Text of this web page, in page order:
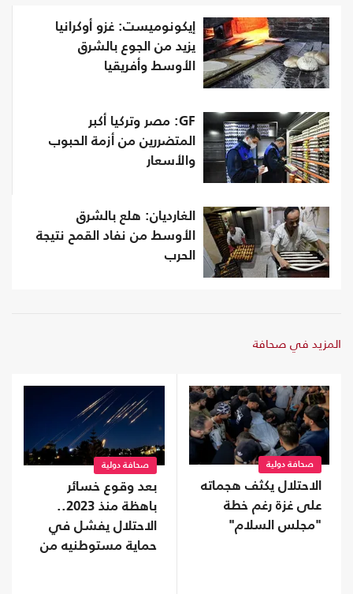
إيكونوميست: غزو أوكرانيا
يزيد من الجوع بالشرق
الأوسط وأفريقيا
GF: مصر وتركيا أكبر
المتضررين من أزمة الحبوب
والأسعار
الغارديان: هلع بالشرق
الأوسط من نفاد القمح نتيجة
الحرب
المزيد في صحافة
صحافة دولية
الاحتلال يكثف هجماته
على غزة رغم خطة
"مجلس السلام"
صحافة دولية
بعد وقوع خسائر
باهظة منذ 2023..
الاحتلال يفشل في
حماية مستوطنيه من